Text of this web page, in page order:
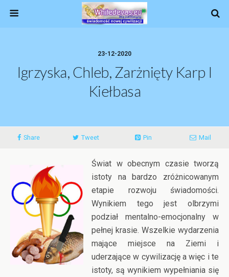
23-12-2020
Igrzyska, Chleb, Zarżnięty Karp I
Kiełbasa
Share Tweet Pin Mail
Świat w obecnym czasie tworzą
istoty na bardzo zróżnicowanym
etapie rozwoju świadomości.
Wynikiem tego jest olbrzymi
podział mentalno-emocjonalny w
pełnej krasie. Wszelkie wydarzenia
mające miejsce na Ziemi i
uderzające w cywilizację a więc i te
istoty, są wynikiem wypełniania się